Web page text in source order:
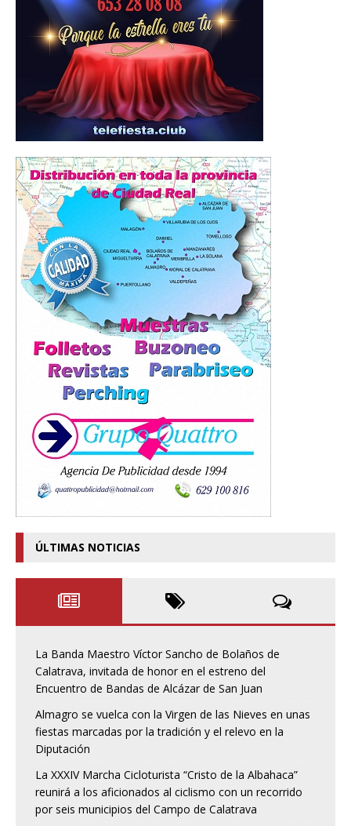
ÚLTIMAS NOTICIAS
La Banda Maestro Víctor Sancho de Bolaños de
Calatrava, invitada de honor en el estreno del
Encuentro de Bandas de Alcázar de San Juan
Almagro se vuelca con la Virgen de las Nieves en unas
fiestas marcadas por la tradición y el relevo en la
Diputación
La XXXIV Marcha Cicloturista “Cristo de la Albahaca”
reunirá a los aficionados al ciclismo con un recorrido
por seis municipios del Campo de Calatrava